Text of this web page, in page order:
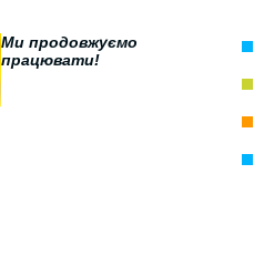
Ми продовжуємо
працювати!